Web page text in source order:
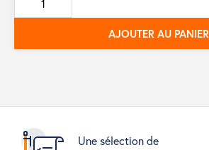
base
AJOUTER AU PANIER
Une sélection de